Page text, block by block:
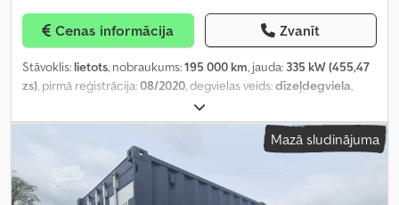
Cenas informācija Zvanīt
Stāvoklis: lietots, nobraukums:195 000 km, jauda: 335 kW (455,47
zs), pirmā reģistrācija:08/2020, degvielas veids:dīzeļdegviela,
, asu konfigurācija:
pārbaude (TÜV):08/2026, krāsa:zils, pārnesuma veids:
, emisijas klase: , iekraušanas telpas tilpums:21
, Ražošanas gads:2020, Aprīkojums:
stabilitātes programma (ESP), gaisa kondicionēšana
Mazā sludinājuma